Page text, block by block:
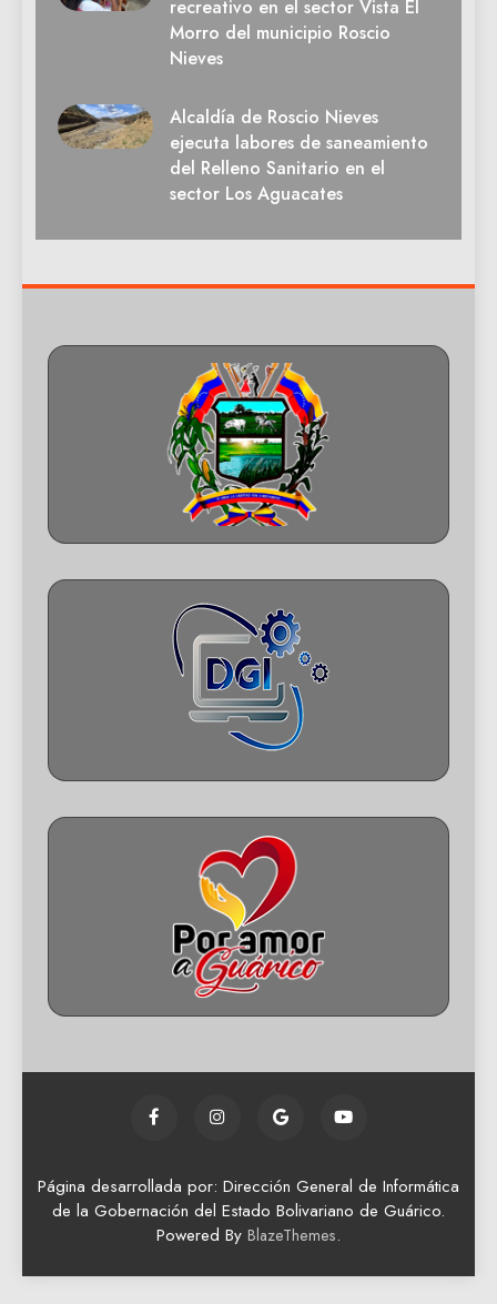
recreativo en el sector Vista El
Morro del municipio Roscio
Nieves
Alcaldía de Roscio Nieves
ejecuta labores de saneamiento
del Relleno Sanitario en el
sector Los Aguacates
Página desarrollada por: Dirección General de Informática
de la Gobernación del Estado Bolivariano de Guárico.
Powered By BlazeThemes.